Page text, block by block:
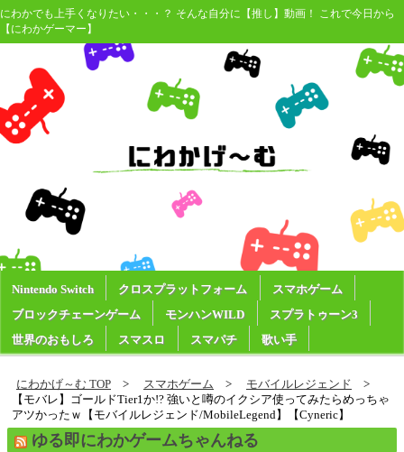
にわかでも上手くなりたい・・・？ そんな自分に【推し】動画！ これで今日から
【にわかゲーマー】
Nintendo Switch クロスプラットフォーム
スマホゲーム
ブロックチェーンゲーム
モンハンWILD
スプラトゥーン3
世界のおもしろ
スマスロ スマパチ 歌い手
にわかげ～む TOP スマホゲーム
モバイルレジェンド
【モバレ】ゴールドTier1か!? 強いと噂のイクシア使ってみたらめっちゃ
アツかったｗ【モバイルレジェンド/MobileLegend】【Cyneric】
ゆる即にわかゲームちゃんねる